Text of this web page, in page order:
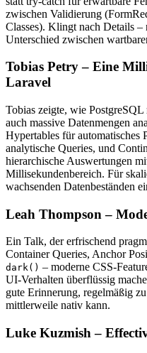
zwischen Validierung
Classes). Klingt nach Details –
Unterschied zwischen
Tobias Petry – Eine
Laravel
Tobias zeigte, wie
auch massive Datenmengen
Hypertables für automatisches
analytische Queries, und
hierarchische Auswertungen
Millisekundenbereich. Für
wachsenden Datenbeständen
Leah Thompson –
Ein Talk, der erfrischend
Container Queries, Anchor
dark() – moderne CSS-
UI-Verhalten überflüssig
gute Erinnerung, regelmäßig
mittlerweile nativ kann.
Luke Kuzmish –